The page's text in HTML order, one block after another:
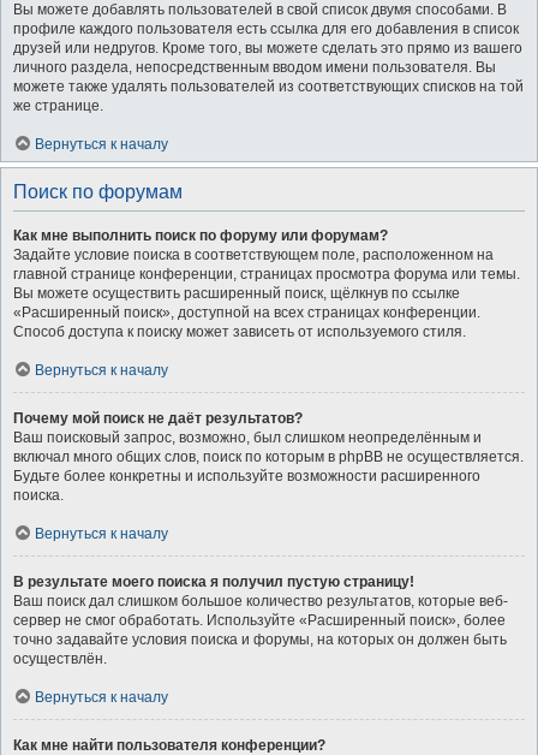
Вы можете добавлять пользователей в свой список двумя способами. В
профиле каждого пользователя есть ссылка для его добавления в список
друзей или недругов. Кроме того, вы можете сделать это прямо из вашего
личного раздела, непосредственным вводом имени пользователя. Вы
можете также удалять пользователей из соответствующих списков на той
же странице.
Вернуться к началу
Поиск по форумам
Как мне выполнить поиск по форуму или форумам?
Задайте условие поиска в соответствующем поле, расположенном на
главной странице конференции, страницах просмотра форума или темы.
Вы можете осуществить расширенный поиск, щёлкнув по ссылке
«Расширенный поиск», доступной на всех страницах конференции.
Способ доступа к поиску может зависеть от используемого стиля.
Вернуться к началу
Почему мой поиск не даёт результатов?
Ваш поисковый запрос, возможно, был слишком неопределённым и
включал много общих слов, поиск по которым в phpBB не осуществляется.
Будьте более конкретны и используйте возможности расширенного
поиска.
Вернуться к началу
В результате моего поиска я получил пустую страницу!
Ваш поиск дал слишком большое количество результатов, которые веб-
сервер не смог обработать. Используйте «Расширенный поиск», более
точно задавайте условия поиска и форумы, на которых он должен быть
осуществлён.
Вернуться к началу
Как мне найти пользователя конференции?